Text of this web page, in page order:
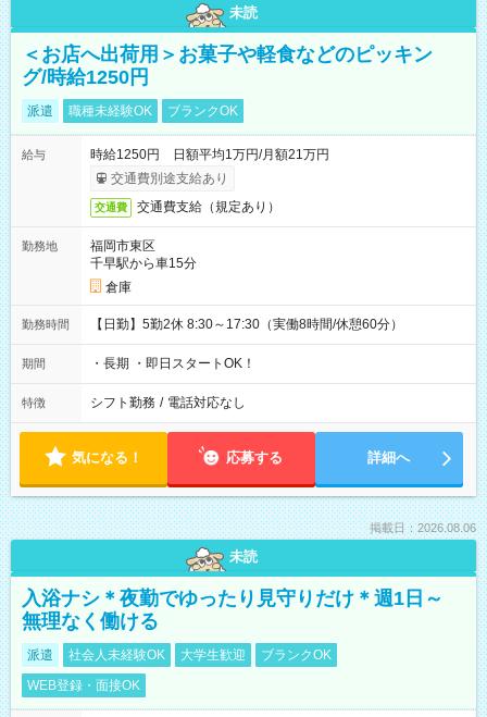
未読
＜お店へ出荷用＞お菓子や軽食などのピッキン
グ/時給1250円
派遣 職種未経験OK ブランクOK
給与
時給1250円 日額平均1万円/月額21万円
交通費別途支給あり
交通費 交通費支給（規定あり）
勤務地
福岡市東区
千早駅から車15分
倉庫
勤務時間 【日勤】5勤2休 8:30～17:30（実働8時間/休憩60分）
期間 ・長期 ・即日スタートOK！
特徴 シフト勤務 / 電話対応なし
気になる！ 応募する 詳細へ
掲載日：2026.08.06
未読
入浴ナシ＊夜勤でゆったり見守りだけ＊週1日～
無理なく働ける
派遣 社会人未経験OK 大学生歓迎
ブランクOK
WEB登録・面接OK